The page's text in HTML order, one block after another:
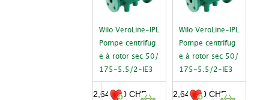
Wilo VeroLine-IPL
Pompe centrifug
e à rotor sec 50/
175-5.5/2-IE3
2,646.00CHF
Wilo VeroLine-IPL
Pompe centrifug
e à rotor sec 50/
175-5.5/2-IE3
2,646.00CHF